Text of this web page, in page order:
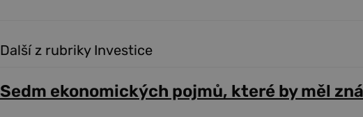
Další z rubriky Investice
Sedm ekonomických pojmů, které by měl